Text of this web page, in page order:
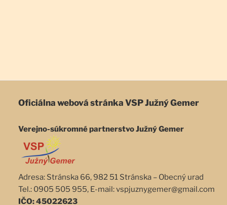
Oficiálna webová stránka VSP Južný Gemer
Verejno-súkromné partnerstvo Južný Gemer
Adresa: Stránska 66, 982 51 Stránska – Obecný urad
Tel.: 0905 505 955, E-mail: vspjuznygemer@gmail.com
IČO: 45022623